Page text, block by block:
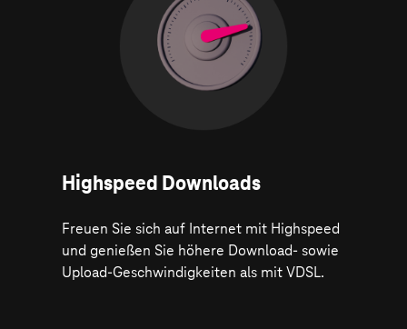
Highspeed Downloads
Freuen Sie sich auf Internet mit Highspeed
und genießen Sie höhere Download- sowie
Upload-Geschwindigkeiten als mit VDSL.